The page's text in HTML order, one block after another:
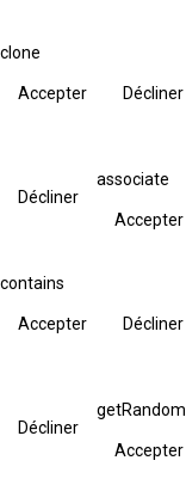
clone
Accepter Décliner
Décliner
associate
Accepter
contains
Accepter Décliner
Décliner
getRandom
Accepter